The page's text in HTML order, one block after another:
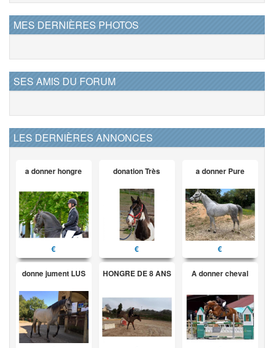
MES DERNIÈRES PHOTOS
SES AMIS DU FORUM
LES DERNIÈRES ANNONCES
a donner hongre
€
donation Très
€
a donner Pure
€
donne jument LUS HONGRE DE 8 ANS A donner cheval